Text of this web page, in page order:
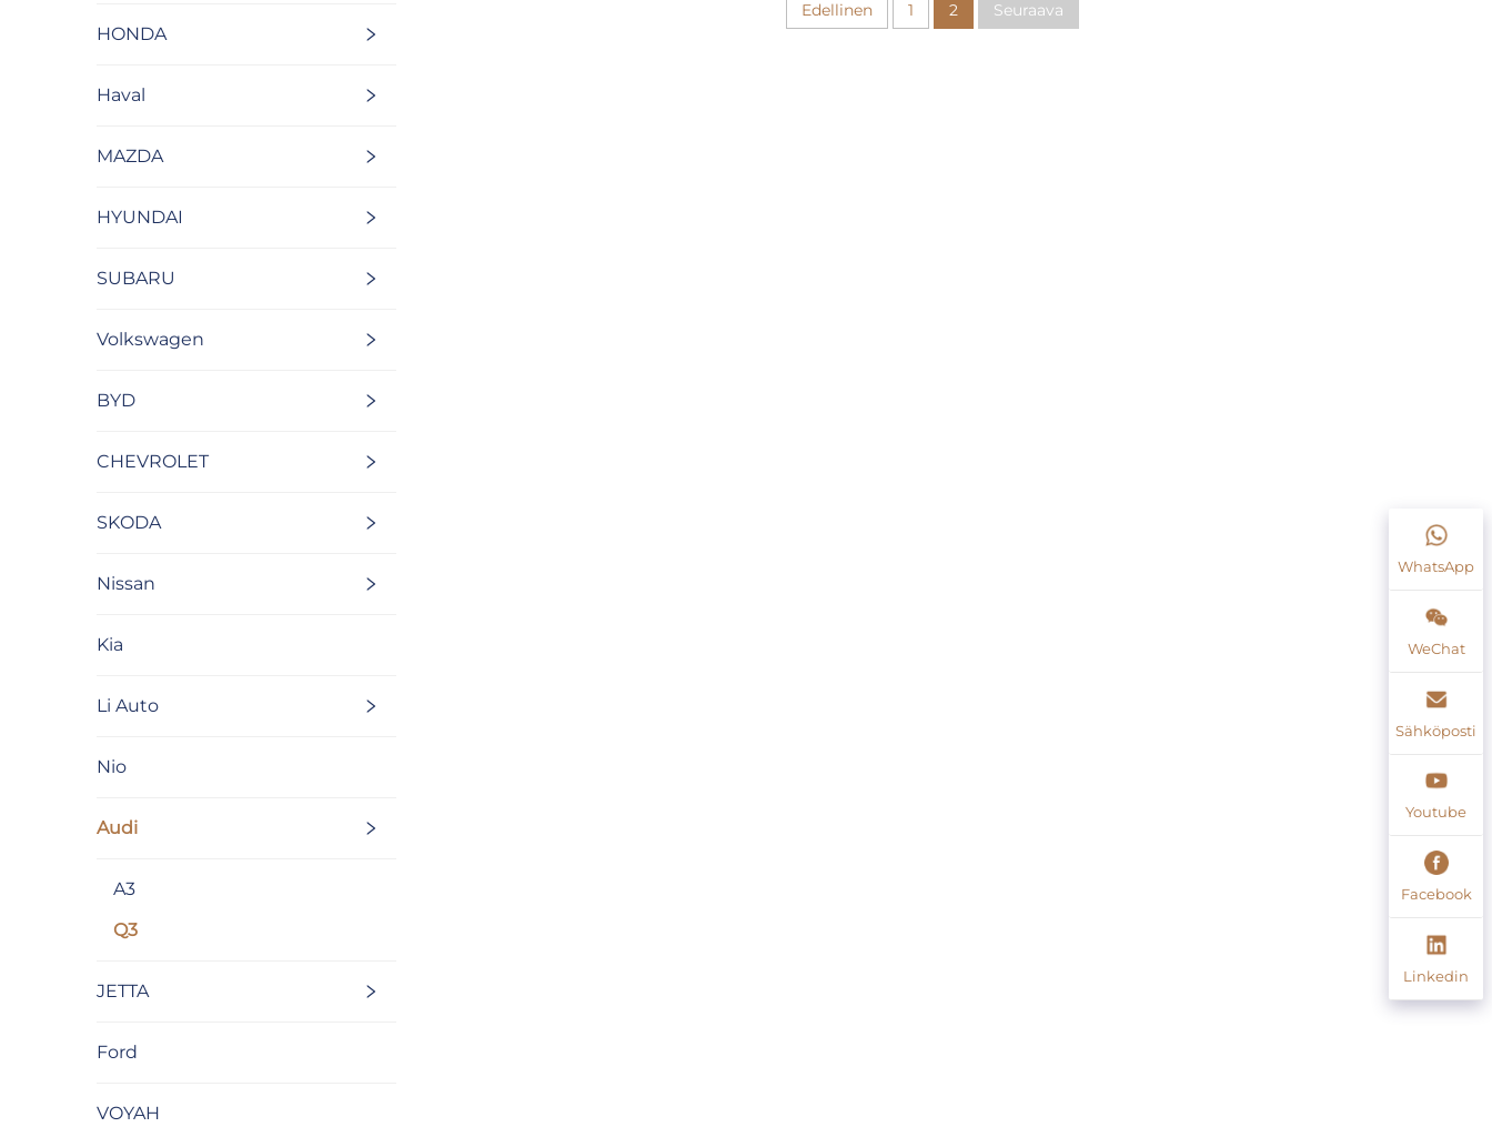
HONDA
Haval
MAZDA
HYUNDAI
SUBARU
Volkswagen
BYD
CHEVROLET
SKODA
Nissan
Kia
Li Auto
Nio
Audi
A3
Q3
JETTA
Ford
VOYAH
Edellinen 1 2 Seuraava
WhatsApp
WeChat
Sähköposti
Youtube
Facebook
Linkedin